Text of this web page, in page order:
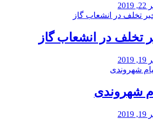
تخلف در انشعاب گاز
شهروندی